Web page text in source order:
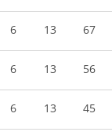
6 13 67
6 13 56
6 13 45